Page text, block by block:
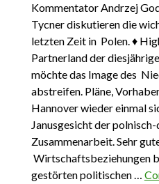
Kommentator Andrzej
Tycner diskutieren die
letzten Zeit in Polen. ♦
Partnerland der
möchte das Image des
abstreifen. Pläne,
Hannover wieder einmal
Janusgesicht der
Zusammenarbeit. Sehr
Wirtschaftsbeziehungen
gestörten politischen …